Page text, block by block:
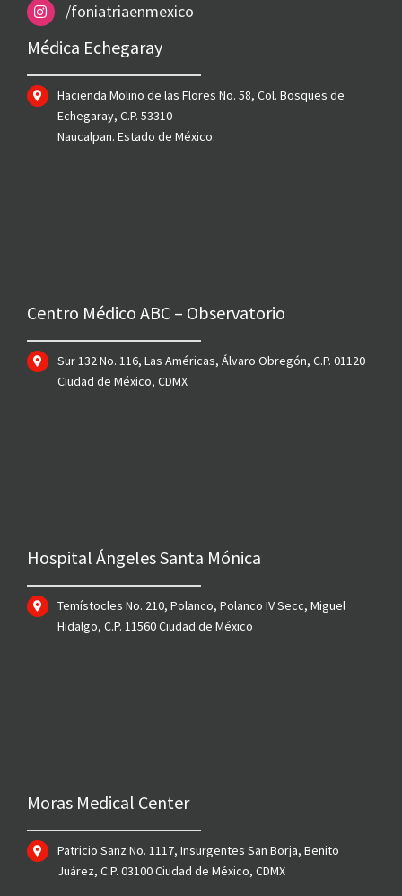
/foniatriaenmexico
Médica Echegaray
Hacienda Molino de las Flores No. 58, Col. Bosques de
Echegaray, C.P. 53310
Naucalpan. Estado de México.
Centro Médico ABC – Observatorio
Sur 132 No. 116, Las Américas, Álvaro Obregón, C.P. 01120
Ciudad de México, CDMX
Hospital Ángeles Santa Mónica
Temístocles No. 210, Polanco, Polanco IV Secc, Miguel
Hidalgo, C.P. 11560 Ciudad de México
Moras Medical Center
Patricio Sanz No. 1117, Insurgentes San Borja, Benito
Juárez, C.P. 03100 Ciudad de México, CDMX